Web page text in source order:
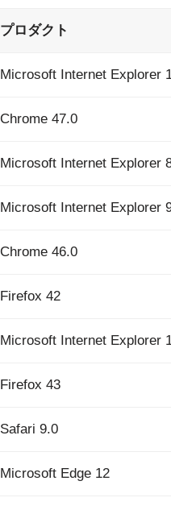
プロダクト
Microsoft Internet Explorer
Chrome 47.0
Microsoft Internet Explorer
Microsoft Internet Explorer
Chrome 46.0
Firefox 42
Microsoft Internet Explorer
Firefox 43
Safari 9.0
Microsoft Edge 12